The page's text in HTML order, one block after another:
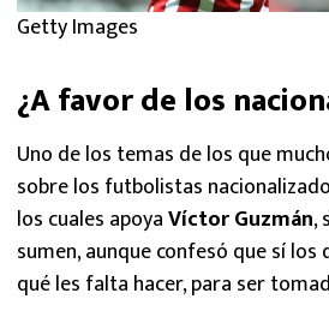
Getty Images
¿A favor de los
Uno de los temas de los que
sobre los futbolistas
los cuales apoyaVíctor Guzmán,
sumen, aunque confesó que sí
qué les falta hacer, para ser